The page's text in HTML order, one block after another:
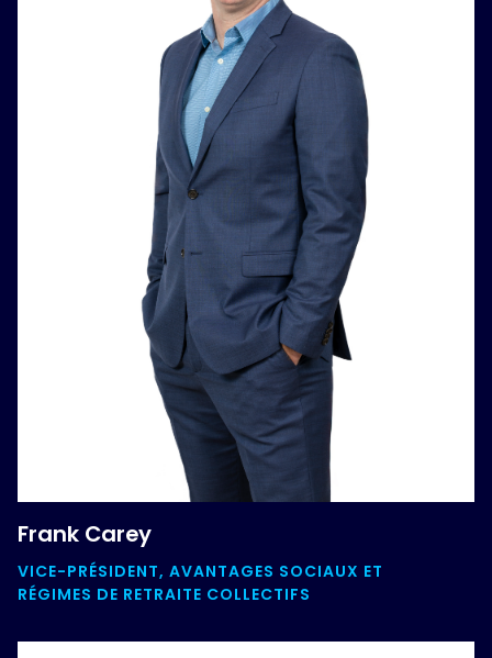
Frank Carey
VICE-PRÉSIDENT, AVANTAGES SOCIAUX ET
RÉGIMES DE RETRAITE COLLECTIFS